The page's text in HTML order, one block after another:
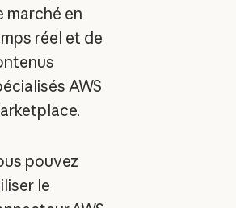
marché en
réel et de
AWS
pouvez
le